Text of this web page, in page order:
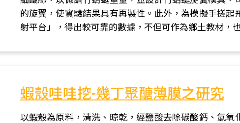
的旋翼，使實驗結果具有再製性。此外，為模擬手搓
射平台」，得出較可靠的數據，不但可作為鄉土教材，
蝦殼哇哇挖-幾丁聚醣薄膜之研究
以蝦殼為原料，清洗、晾乾，經鹽酸去除碳酸鈣、氫